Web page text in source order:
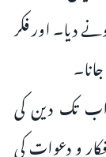
دیا۔ اور فکر
تک دین کی
و دعوات کی